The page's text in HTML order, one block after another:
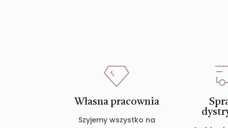
Własna pracownia
Szyjemy wszystko na